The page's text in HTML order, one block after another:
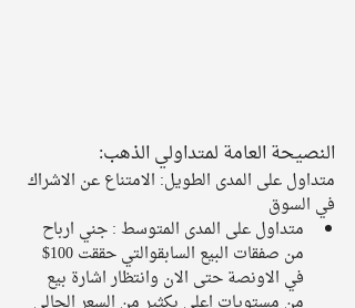
النصيحة العامة لمتداولي الذهب:
متداول على المدى الطويل: الامتناع عن الاشراك
في السوق
متداول على المدى المتوسط : جني ارباح
من صفقات البيع السابقوالتي حققت 100$
في الاونصة حتى الان وانتظار اشارة بيع